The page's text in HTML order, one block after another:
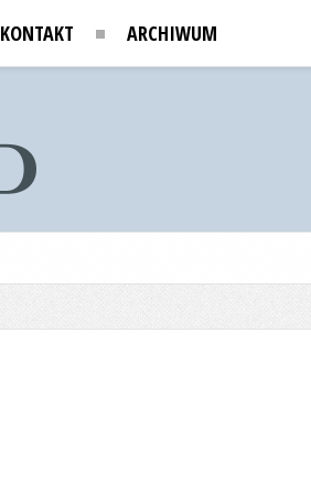
KONTAKT ARCHIWUM